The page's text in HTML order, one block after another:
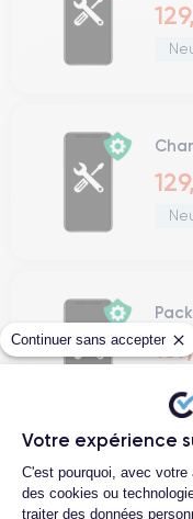
Continuer sans accepter
Votre expérience
Plateforme
C'est pourquoi, avec
des cookies ou
traiter des données